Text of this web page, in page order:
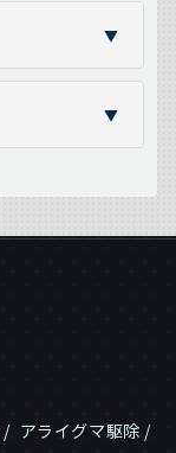
▼
▼
アライグマ駆除